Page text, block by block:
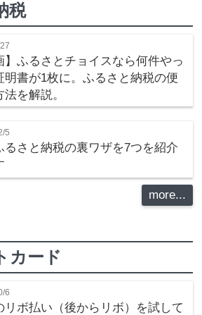
税
】ふるさとチョイスなら何件やっ
明書が1枚に。ふるさと納税の便
を解説。
5
るさと納税の裏ワザを7つを紹介
more...
カード
6
リボ払い（後からリボ）を試して